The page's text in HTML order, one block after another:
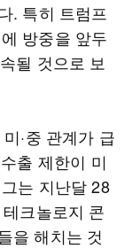
. 특히 트럼프
방중을 앞두
될 것으로 보
·중 관계가 급
출 제한이 미
는 지난달 28
크놀로지 콘
을 해치는 것